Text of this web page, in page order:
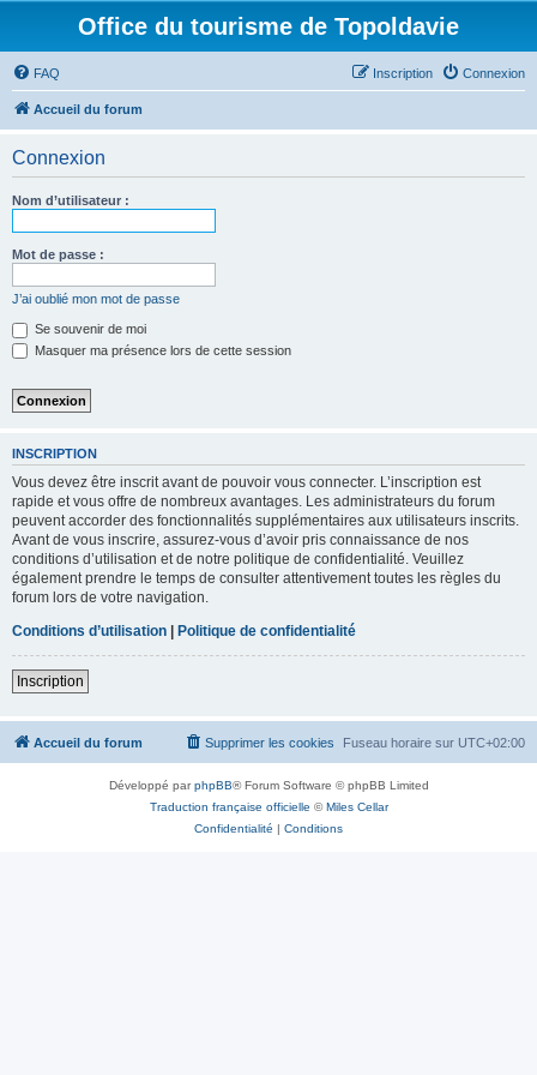
Office du tourisme de Topoldavie
FAQ Connexion
Inscription
Accueil du forum
Connexion
Nom d’utilisateur :
Mot de passe :
J’ai oublié mon mot de passe
Se souvenir de moi
Masquer ma présence lors de cette session
INSCRIPTION
Vous devez être inscrit avant de pouvoir vous connecter. L’inscription est
rapide et vous offre de nombreux avantages. Les administrateurs du forum
peuvent accorder des fonctionnalités supplémentaires aux utilisateurs inscrits.
Avant de vous inscrire, assurez-vous d’avoir pris connaissance de nos
conditions d’utilisation et de notre politique de confidentialité. Veuillez
également prendre le temps de consulter attentivement toutes les règles du
forum lors de votre navigation.
Conditions d’utilisation | Politique de confidentialité
Inscription
Accueil du forum Fuseau horaire sur UTC+02:00
Supprimer les cookies
Développé parphpBB® Forum Software © phpBB Limited
Traduction française officielle ©Miles Cellar
Confidentialité | Conditions